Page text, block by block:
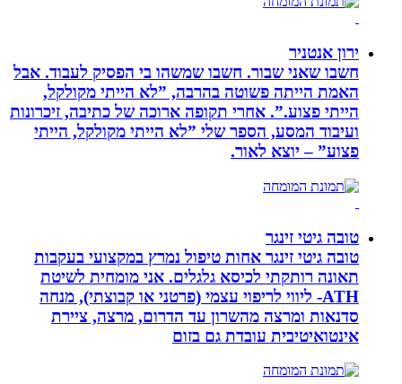
ירון אנטניר
חשבו שאני שבור. חשבו שמשהו בי הפסיק לעבוד. אבל
האמת הייתה פשוטה בהרבה, ”לא הייתי מקולקל,
הייתי פצוע.”. אחרי תקופה ארוכה של כתיבה, זיכרונות
ועיבוד המסע, הספר שלי ”לא הייתי מקולקל, הייתי
פצוע” – יוצא לאור.
טובה גיטי זינגר
טובה גיטי זינגר אחות טיפול נמרץ במקצועי בעקבות
תאונה רותקתי לכיסא גלגלים. אני מומחית לשיטת
ATH- ליווי לריפוי עצמי (פרטני או קבוצתי), מנחה
סדנאות ומרצה מהשרון עד הדרום, מרצה, ציירת
אינטואיטיבית עובדת גם בזום